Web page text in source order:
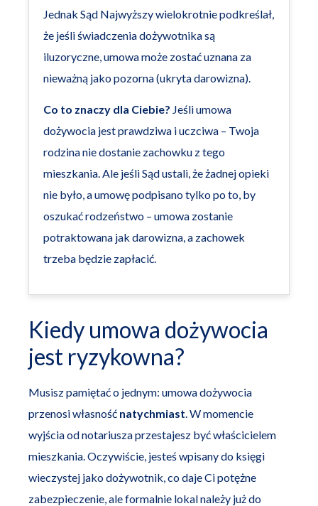
Jednak Sąd Najwyższy wielokrotnie podkreślał,
że jeśli świadczenia dożywotnika są
iluzoryczne, umowa może zostać uznana za
nieważną jako pozorna (ukryta darowizna).
Co to znaczy dla Ciebie? Jeśli umowa
dożywocia jest prawdziwa i uczciwa – Twoja
rodzina nie dostanie zachowku z tego
mieszkania. Ale jeśli Sąd ustali, że żadnej opieki
nie było, a umowę podpisano tylko po to, by
oszukać rodzeństwo – umowa zostanie
potraktowana jak darowizna, a zachowek
trzeba będzie zapłacić.
Kiedy umowa dożywocia
jest ryzykowna?
Musisz pamiętać o jednym: umowa dożywocia
przenosi własność natychmiast . W momencie
wyjścia od notariusza przestajesz być właścicielem
mieszkania. Oczywiście, jesteś wpisany do księgi
wieczystej jako dożywotnik, co daje Ci potężne
zabezpieczenie, ale formalnie lokal należy już do